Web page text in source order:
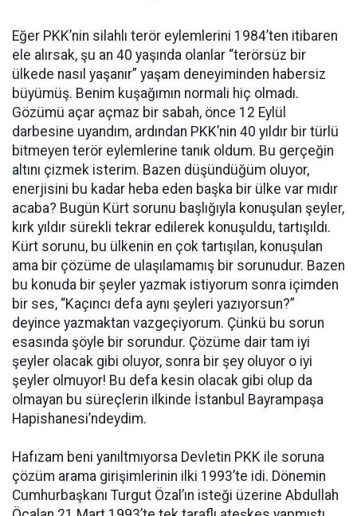
Eğer PKK’nin silahlı terör eylemlerini 1984’ten itibaren
ele alırsak, şu an 40 yaşında olanlar “terörsüz bir
ülkede nasıl yaşanır” yaşam deneyiminden habersiz
büyümüş. Benim kuşağımın normali hiç olmadı.
Gözümü açar açmaz bir sabah, önce 12 Eylül
darbesine uyandım, ardından PKK’nin 40 yıldır bir türlü
bitmeyen terör eylemlerine tanık oldum. Bu gerçeğin
altını çizmek isterim. Bazen düşündüğüm oluyor,
enerjisini bu kadar heba eden başka bir ülke var mıdır
acaba? Bugün Kürt sorunu başlığıyla konuşulan şeyler,
kırk yıldır sürekli tekrar edilerek konuşuldu, tartışıldı.
Kürt sorunu, bu ülkenin en çok tartışılan, konuşulan
ama bir çözüme de ulaşılamamış bir sorunudur. Bazen
bu konuda bir şeyler yazmak istiyorum sonra içimden
bir ses, “Kaçıncı defa aynı şeyleri yazıyorsun?”
deyince yazmaktan vazgeçiyorum. Çünkü bu sorun
esasında şöyle bir sorundur. Çözüme dair tam iyi
şeyler olacak gibi oluyor, sonra bir şey oluyor o iyi
şeyler olmuyor! Bu defa kesin olacak gibi olup da
olmayan bu süreçlerin ilkinde İstanbul Bayrampaşa
Hapishanesi’ndeydim.
Hafızam beni yanıltmıyorsa Devletin PKK ile soruna
çözüm arama girişimlerinin ilki 1993’te idi. Dönemin
Cumhurbaşkanı Turgut Özal’ın isteği üzerine Abdullah